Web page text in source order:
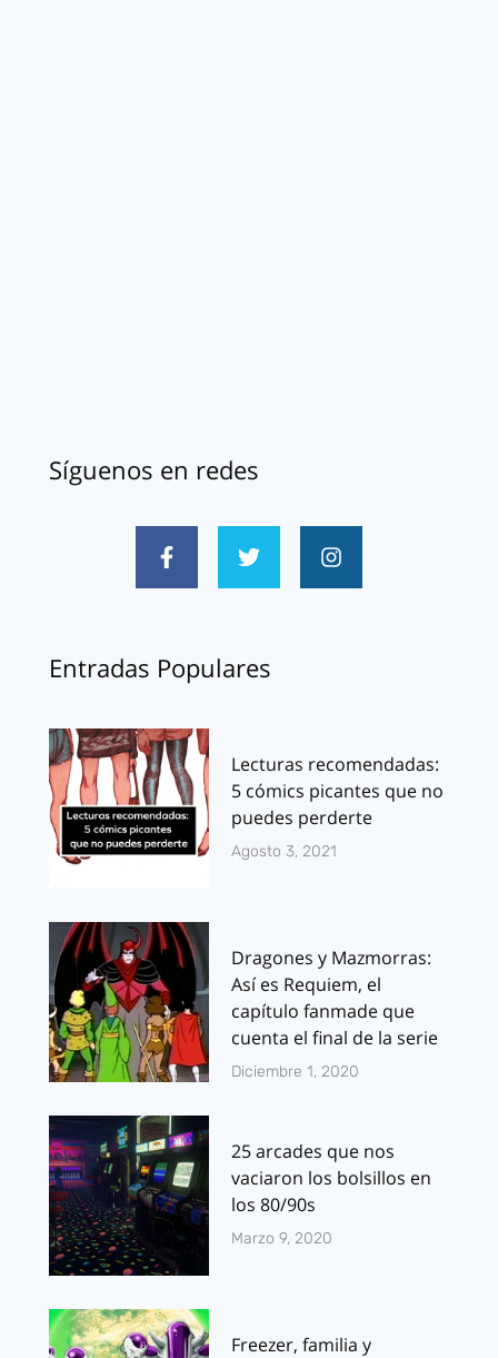
Síguenos en redes
Entradas Populares
Lecturas recomendadas:
5 cómics picantes que no
puedes perderte
Agosto 3, 2021
Dragones y Mazmorras:
Así es Requiem, el
capítulo fanmade que
cuenta el final de la serie
Diciembre 1, 2020
25 arcades que nos
vaciaron los bolsillos en
los 80/90s
Marzo 9, 2020
Freezer, familia y